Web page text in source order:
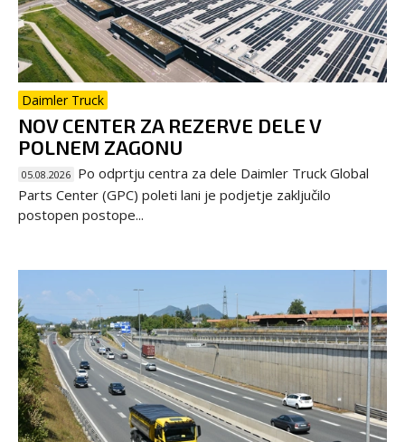
Daimler Truck
NOV CENTER ZA REZERVE DELE V
POLNEM ZAGONU
05.08.2026 Po odprtju centra za dele Daimler Truck Global
Parts Center (GPC) poleti lani je podjetje zaključilo
postopen postope...